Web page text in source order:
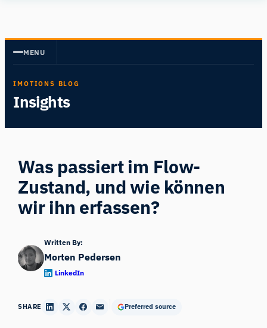
springen
MENU
IMOTIONS BLOG
Insights
Was passiert im Flow-
Zustand, und wie können
wir ihn erfassen?
Written By:
Morten Pedersen
LinkedIn
SHARE Preferred source